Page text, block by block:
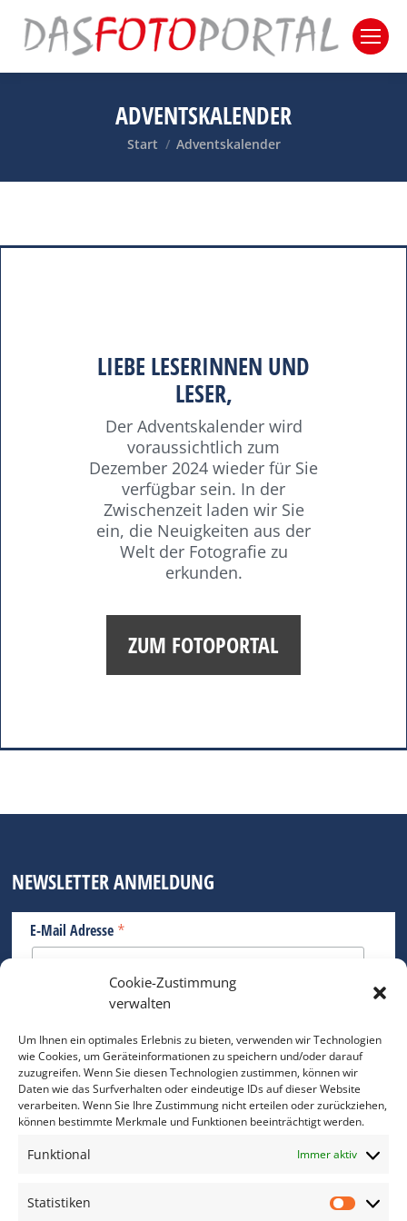
Cookie-Zustimmung
verwalten
Um Ihnen ein optimales Erlebnis zu bieten, verwenden wir Technologien
wie Cookies, um Geräteinformationen zu speichern und/oder darauf
zuzugreifen. Wenn Sie diesen Technologien zustimmen, können wir
Daten wie das Surfverhalten oder eindeutige IDs auf dieser Website
verarbeiten. Wenn Sie Ihre Zustimmung nicht erteilen oder zurückziehen,
können bestimmte Merkmale und Funktionen beeinträchtigt werden.
Funktional Immer aktiv
Statistiken
ADVENTSKALENDER
Sie befinden sich hier:
Start Adventskalender
LIEBE LESERINNEN UND
LESER,
Der Adventskalender wird
voraussichtlich zum
Dezember 2024 wieder für Sie
verfügbar sein. In der
Zwischenzeit laden wir Sie
ein, die Neuigkeiten aus der
Welt der Fotografie zu
erkunden.
ZUM FOTOPORTAL
NEWSLETTER ANMELDUNG
E-Mail Adresse *
Bitte geben Sie Ihre E-Mail Adresse ein.
*